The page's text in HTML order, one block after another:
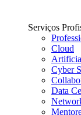
Serviços
Cloud
Cyber
Data